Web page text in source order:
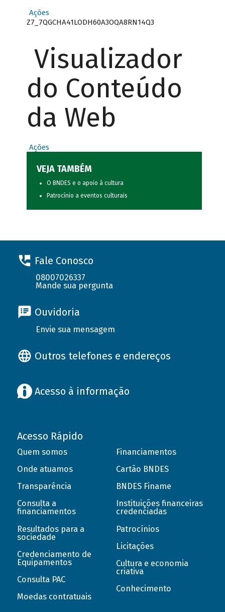
Ações
Z7_7QGCHA41LODH60A3OQA8RN14Q3
Visualizador
do Conteúdo
da Web
Ações
VEJA TAMBÉM
O BNDES e o apoio à cultura
Patrocínio a eventos culturais
Fale Conosco
08007026337
Mande sua pergunta
Ouvidoria
Envie sua mensagem
Outros telefones e endereços
Acesso à informação
Acesso Rápido
Quem somos
Onde atuamos
Transparência
Consulta a
financiamentos
Resultados para a
sociedade
Credenciamento de
Equipamentos
Consulta PAC
Moedas contratuais
Financiamentos
Cartão BNDES
BNDES Finame
Instituições financeiras
credenciadas
Patrocínios
Licitações
Cultura e economia
criativa
Conhecimento